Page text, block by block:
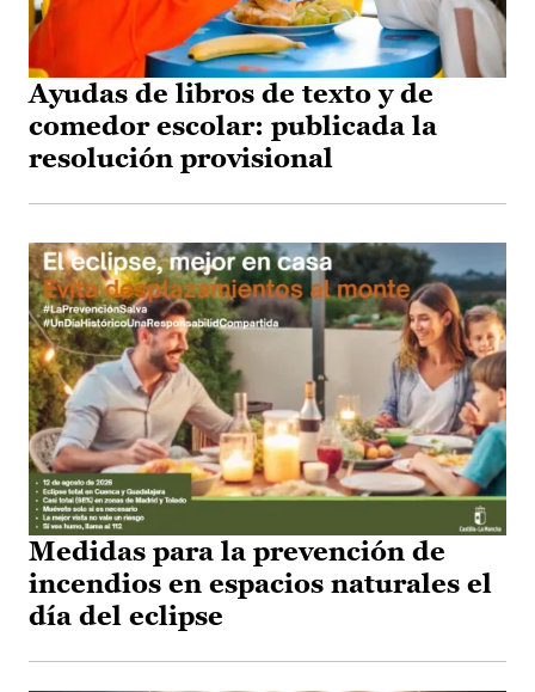
Ayudas de libros de texto y de
comedor escolar: publicada la
resolución provisional
Medidas para la prevención de
incendios en espacios naturales el
día del eclipse